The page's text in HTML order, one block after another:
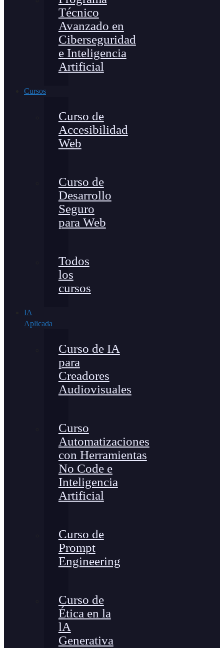
Técnico
Avanzado en
Ciberseguridad
e Inteligencia
Artificial
Cursos
Curso de
Accesibilidad
Web
Curso de
Desarrollo
Seguro
para Web
Todos
los
cursos
IA
Aplicada
Curso de IA
para
Creadores
Audiovisuales
Curso
Automatizaciones
con Herramientas
No Code e
Inteligencia
Artificial
Curso de
Prompt
Engineering
Curso de
Ética en la
lA
Generativa